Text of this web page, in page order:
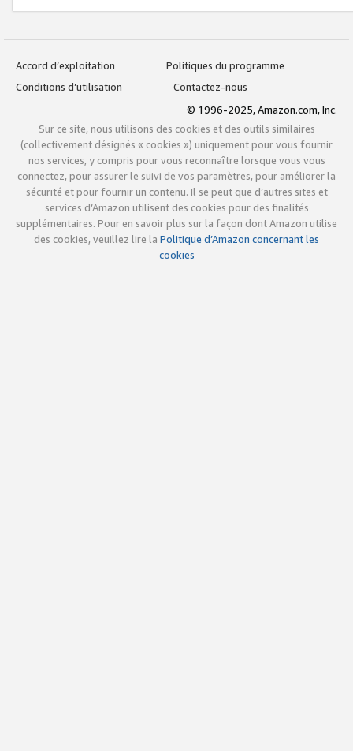
Accord d’exploitation
Politiques du programme
Conditions d’utilisation
Contactez-nous
© 1996-2025, Amazon.com, Inc.
Sur ce site, nous utilisons des cookies et des outils similaires
(collectivement désignés « cookies ») uniquement pour vous fournir
nos services, y compris pour vous reconnaître lorsque vous vous
connectez, pour assurer le suivi de vos paramètres, pour améliorer la
sécurité et pour fournir un contenu. Il se peut que d’autres sites et
services d’Amazon utilisent des cookies pour des finalités
supplémentaires. Pour en savoir plus sur la façon dont Amazon utilise
des cookies, veuillez lire la Politique d’Amazon concernant les
cookies